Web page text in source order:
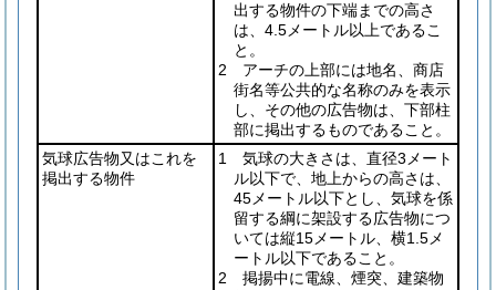
出する物件の下端までの高さ
は、4.5メートル以上であるこ
と。
2 アーチの上部には地名、商店
街名等公共的な名称のみを表示
し、その他の広告物は、下部柱
部に掲出するものであること。
気球広告物又はこれを
掲出する物件
1 気球の大きさは、直径3メート
ル以下で、地上からの高さは、
45メートル以下とし、気球を係
留する綱に架設する広告物につ
いては縦15メートル、横1.5メ
ートル以下であること。
2 掲揚中に電線、煙突、建築物